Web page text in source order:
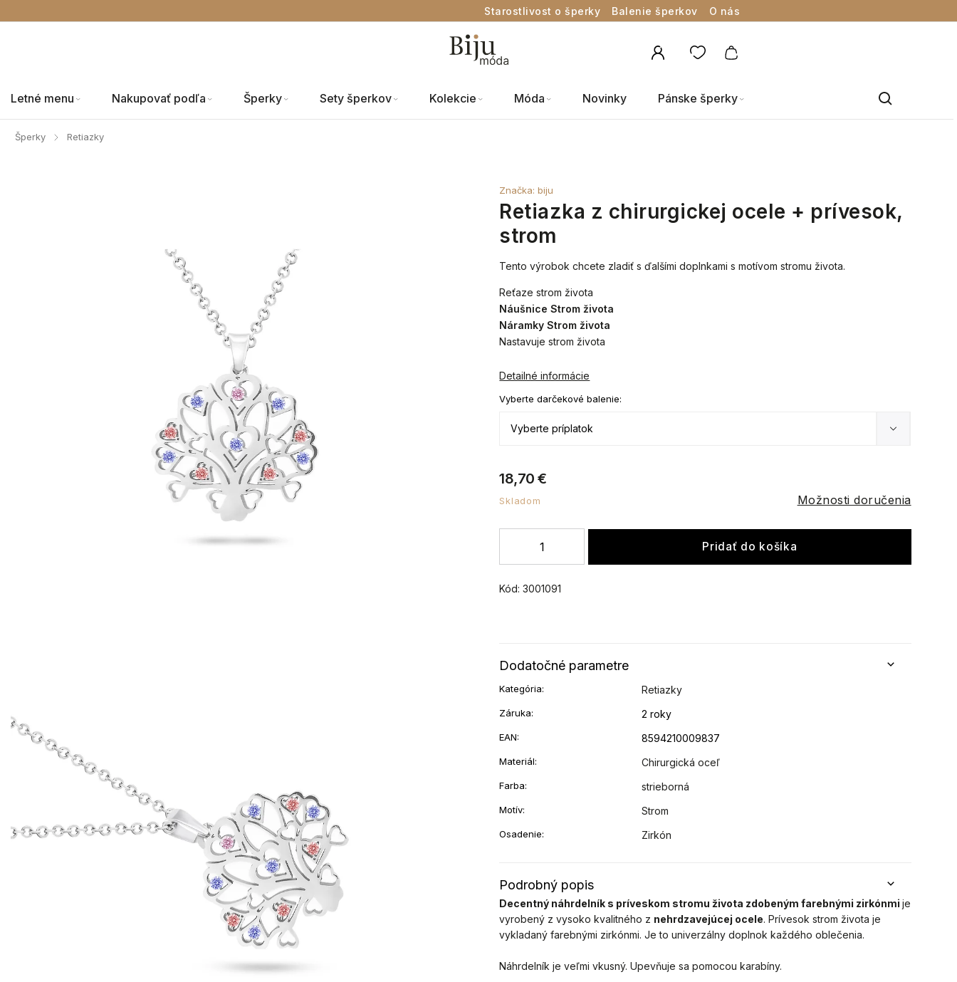
Starostlivost o šperky Balenie šperkov O nás
Letné menu Nakupovať podľa Šperky Sety šperkov Kolekcie Móda Novinky Pánske šperky
Šperky / Retiazky
Retiazka z chirurgickej ocele + prívesok,
strom
Kód: 3001091
Značka:biju
18,70 €
Skladom Možnosti doručenia
Vyberte darčekové balenie:
Pridať do košíka
Tento výrobok chcete zladiť s ďalšími doplnkami s motívom stromu života.
Reťaze strom života
Náušnice Strom života
Náramky Strom života
Nastavuje strom života
Detailné informácie
Podrobný popis
Decentný náhrdelník s príveskom stromu života zdobeným farebnými zirkónmije
vyrobený z vysoko kvalitného z nehrdzavejúcej ocele. Prívesok strom života je
vykladaný farebnými zirkónmi. Je to univerzálny doplnok každého oblečenia.
Náhrdelník je veľmi vkusný. Upevňuje sa pomocou karabíny.
Dodatočné parametre
Kategória: Retiazky
Záruka: 2 roky
EAN: 8594210009837
Materiál: Chirurgická oceľ
Farba: strieborná
Motív: Strom
Osadenie: Zirkón